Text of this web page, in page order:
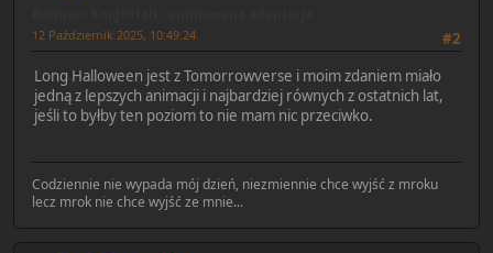
#2
12 Październik 2025, 10:49:24
Long Halloween jest z Tomorrowverse i moim zdaniem miało
jedną z lepszych animacji i najbardziej równych z ostatnich lat,
jeśli to byłby ten poziom to nie mam nic przeciwko.
Codziennie nie wypada mój dzień, niezmiennie chce wyjść z mroku
lecz mrok nie chce wyjść ze mnie...